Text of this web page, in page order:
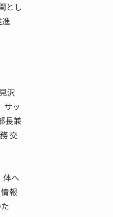
とし
沢
サッ
長兼
交
体へ
報